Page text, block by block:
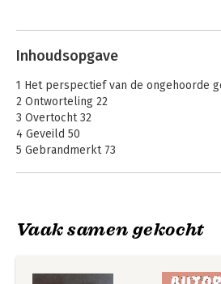
Andere boeken door
Black
Inhoudsopgave
1 Het perspectief van de ongehoorde
2 Ontworteling 22
3 Overtocht 32
4 Geveild 50
5 Gebrandmerkt 73
10 Opstand 165
Vaak samen gekocht